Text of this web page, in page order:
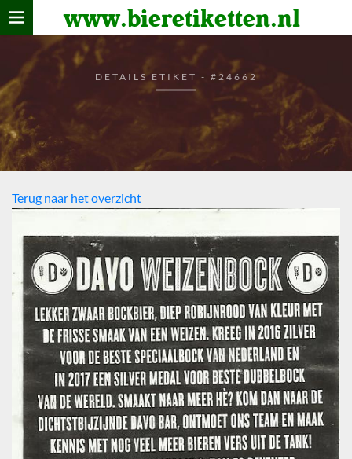
www.bieretiketten.nl
Home
verzamelen
De bierkaart
Bezoekers
DETAILS ETIKET - #24662
Terug naar het overzicht